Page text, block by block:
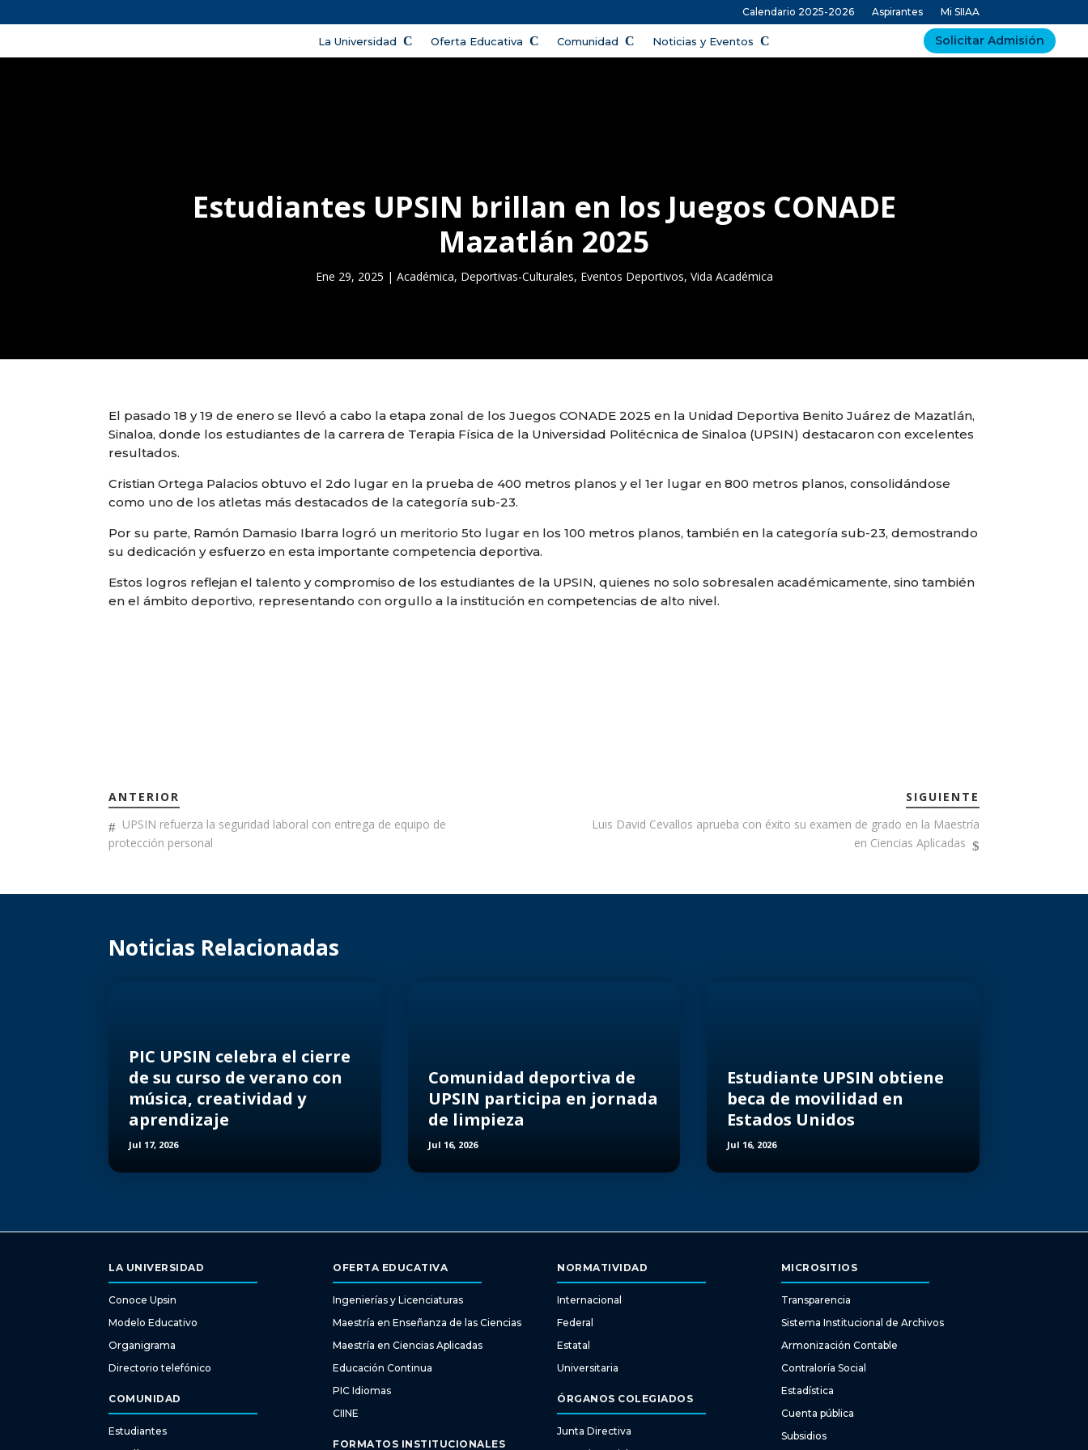
Calendario 2025-2026 Aspirantes Mi SIIAA
La Universidad Oferta Educativa Comunidad Noticias y Eventos Solicitar Admisión
Estudiantes UPSIN brillan en los Juegos CONADE
Mazatlán 2025
Ene 29, 2025 | Académica, Deportivas-Culturales, Eventos Deportivos, Vida Académica
El pasado 18 y 19 de enero se llevó a cabo la etapa zonal de los Juegos CONADE 2025 en la Unidad Deportiva Benito Juárez de Mazatlán,
Sinaloa, donde los estudiantes de la carrera de Terapia Física de la Universidad Politécnica de Sinaloa (UPSIN) destacaron con excelentes
resultados.
Cristian Ortega Palacios obtuvo el 2do lugar en la prueba de 400 metros planos y el 1er lugar en 800 metros planos, consolidándose
como uno de los atletas más destacados de la categoría sub-23.
Por su parte, Ramón Damasio Ibarra logró un meritorio 5to lugar en los 100 metros planos, también en la categoría sub-23, demostrando
su dedicación y esfuerzo en esta importante competencia deportiva.
Estos logros reflejan el talento y compromiso de los estudiantes de la UPSIN, quienes no solo sobresalen académicamente, sino también
en el ámbito deportivo, representando con orgullo a la institución en competencias de alto nivel.
ANTERIOR
UPSIN refuerza la seguridad laboral con entrega de equipo de
protección personal
SIGUIENTE
Luis David Cevallos aprueba con éxito su examen de grado en la Maestría
en Ciencias Aplicadas
Noticias Relacionadas
PIC UPSIN celebra el cierre
de su curso de verano con
música, creatividad y
aprendizaje
Jul 17, 2026
Comunidad deportiva de
UPSIN participa en jornada
de limpieza
Jul 16, 2026
Estudiante UPSIN obtiene
beca de movilidad en
Estados Unidos
Jul 16, 2026
LA UNIVERSIDAD
Conoce Upsin
Modelo Educativo
Organigrama
Directorio telefónico
COMUNIDAD
Estudiantes
OFERTA EDUCATIVA
Ingenierías y Licenciaturas
Maestría en Enseñanza de las Ciencias
Maestría en Ciencias Aplicadas
Educación Continua
PIC Idiomas
CIINE
FORMATOS INSTITUCIONALES
NORMATIVIDAD
Internacional
Federal
Estatal
Universitaria
ÓRGANOS COLEGIADOS
Junta Directiva
MICROSITIOS
Transparencia
Sistema Institucional de Archivos
Armonización Contable
Contraloría Social
Estadística
Cuenta pública
Subsidios